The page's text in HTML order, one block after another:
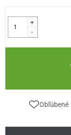
+
-
Obľúbené